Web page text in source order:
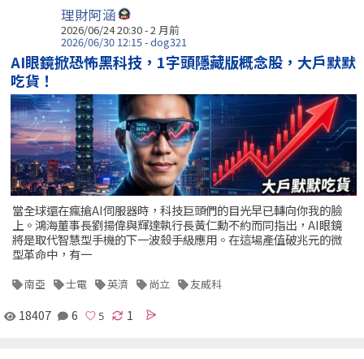
理財阿涵
2026/06/24 20:30 - 2 月前
2026/06/30 12:15 - dog321
AI眼鏡掀恐怖黑科技，1字頭隱藏版概念股，大戶默默
吃貨！
當全球還在瘋搶AI伺服器時，科技巨頭們的目光早已轉向你我的臉
上。鴻海董事長劉揚偉與輝達執行長黃仁勳不約而同指出，AI眼鏡
將是取代智慧型手機的下一波殺手級應用。在這場產值破兆元的微
型革命中，有一
南亞 士電 英濟 尚立 友威科
18407 6 1